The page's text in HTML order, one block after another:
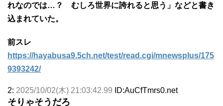
れなのでは…？ むしろ世界に誇れると思う」などと書き
込まれていた。
前スレ
https://hayabusa9.5ch.net/test/read.cgi/mnewsplus/175
9393242/
2: 2025/10/02(木) 21:03:42.99 ID:AuCfTmrs0.net
そりゃそうだろ